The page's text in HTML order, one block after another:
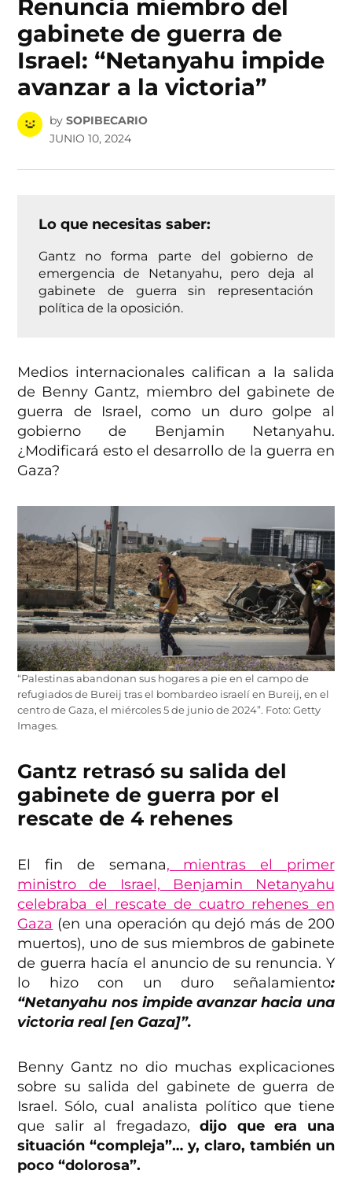
Renuncia miembro del
gabinete de guerra de
Israel: “Netanyahu impide
avanzar a la victoria”
by SOPIBECARIO
JUNIO 10, 2024
Lo que necesitas saber:
Gantz no forma parte del gobierno de
emergencia de Netanyahu, pero deja al
gabinete de guerra sin representación
política de la oposición.
Medios internacionales califican a la salida
de Benny Gantz, miembro del gabinete de
guerra de Israel, como un duro golpe al
gobierno de Benjamin Netanyahu.
¿Modificará esto el desarrollo de la guerra en
Gaza?
“Palestinas abandonan sus hogares a pie en el campo de
refugiados de Bureij tras el bombardeo israelí en Bureij, en el
centro de Gaza, el miércoles 5 de junio de 2024”. Foto: Getty
Images.
Gantz retrasó su salida del
gabinete de guerra por el
rescate de 4 rehenes
El fin de semana, mientras el primer
ministro de Israel, Benjamin Netanyahu
celebraba el rescate de cuatro rehenes en
Gaza (en una operación qu dejó más de 200
muertos), uno de sus miembros de gabinete
de guerra hacía el anuncio de su renuncia. Y
lo hizo con un duro señalamiento:
“Netanyahu nos impide avanzar hacia una
victoria real [en Gaza]”.
Benny Gantz no dio muchas explicaciones
sobre su salida del gabinete de guerra de
Israel. Sólo, cual analista político que tiene
que salir al fregadazo,dijo que era una
situación “compleja”… y, claro, también un
poco “dolorosa”.